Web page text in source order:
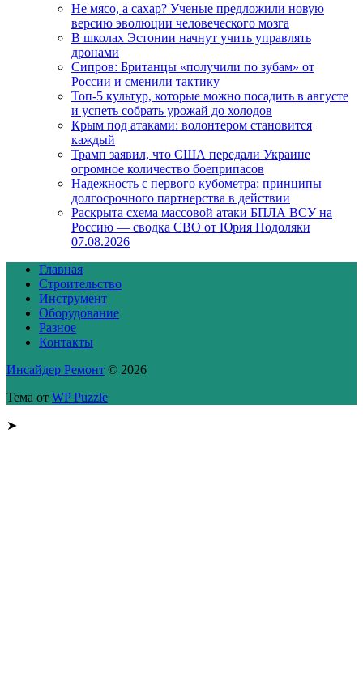
Не мясо, а сахар? Ученые предложили новую
версию эволюции человеческого мозга
В школах Эстонии начнут учить управлять
дронами
Сипров: Британцы «получили по зубам» от
России и сменили тактику
Топ-5 культур, которые можно посадить в августе
и успеть собрать урожай до холодов
Крым под атаками: волонтером становится
каждый
Трамп заявил, что США передали Украине
огромное количество боеприпасов
Надежность с первого кубометра: принципы
долгосрочного партнерства в действии
Раскрыта схема массовой атаки БПЛА ВСУ на
Россию — сводка СВО от Юрия Подоляки
07.08.2026
Главная
Строительство
Инструмент
Оборудование
Разное
Контакты
Инсайдер Ремонт © 2026
Тема от WP Puzzle
➤